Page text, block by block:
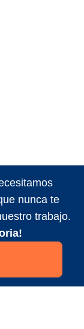
nunca te
trabajo.